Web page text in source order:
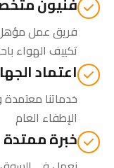
فريق عمل مؤهل
تكييف الهواء
اعتماد
خدماتنا
الإطفاء العام
خبرة ممتدة